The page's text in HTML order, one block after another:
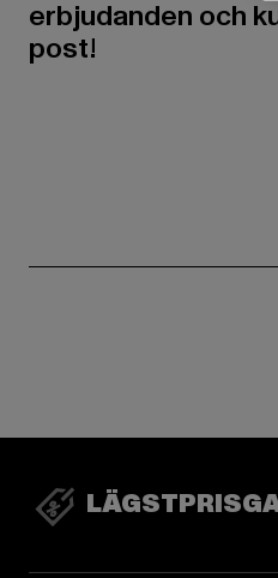
erbjudanden och
post!